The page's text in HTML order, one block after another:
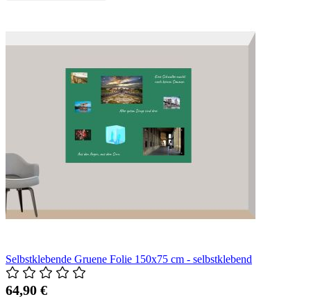
Selbstklebende Gruene Folie 150x75 cm - selbstklebend
64,90 €